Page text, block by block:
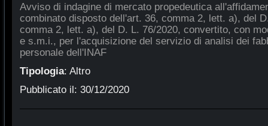
Avviso di indagine di mercato propedeutica
combinato disposto dell'art. 36, comma 2, lett. a), del
comma 2, lett. a), del D. L. 76/2020, convertito, con
e s.m.i., per l'acquisizione del servizio di analisi dei
personale dell'INAF
Tipologia: Altro
Pubblicato il: 30/12/2020